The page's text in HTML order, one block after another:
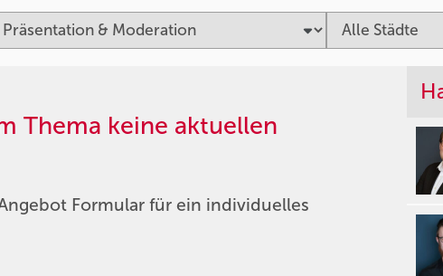
Thema keine aktuellen
Formular für ein individuelles